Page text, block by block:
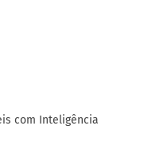
com Inteligência